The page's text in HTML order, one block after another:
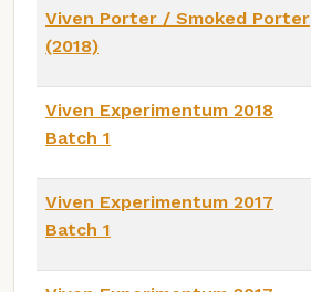
Viven Porter / Smoked Porter
(2018)
Viven Experimentum 2018
Batch 1
Viven Experimentum 2017
Batch 1